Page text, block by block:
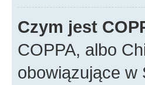
Czym jest
COPPA, albo
obowiązujące w